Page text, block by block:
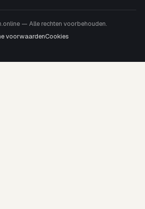
— Alle rechten voorbehouden.
voorwaardenCookies